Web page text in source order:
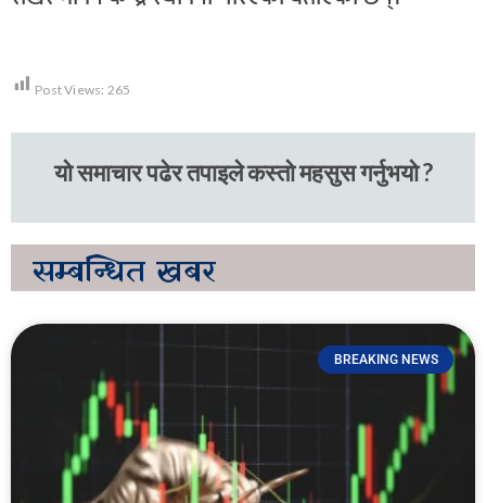
Post Views: 265
यो समाचार पढेर तपाइले कस्तो महसुस गर्नुभयो ?
सम्बन्धित खबर
BREAKING NEWS